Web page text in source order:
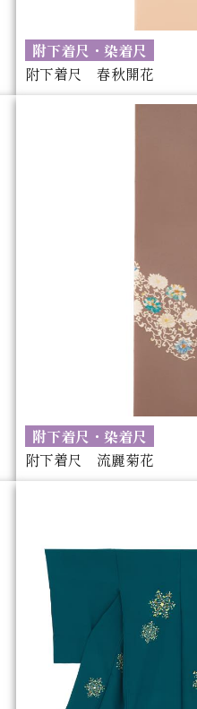
附下着尺・染着尺
附下着尺 春秋開花
附下着尺・染着尺
附下着尺 流麗菊花